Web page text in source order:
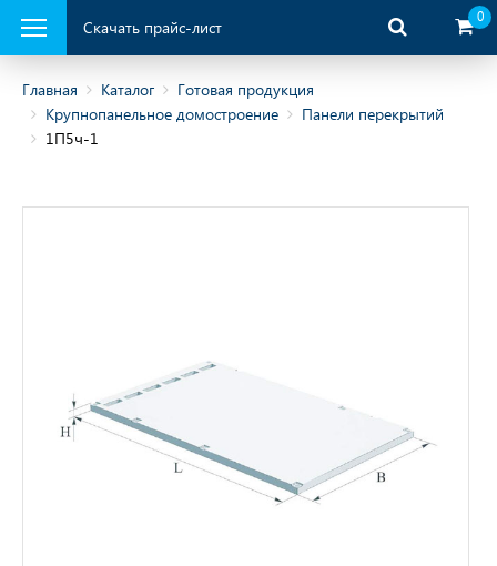
Скачать прайс-лист
0
Главная Каталог
Готовая продукция
Крупнопанельное домостроение
Панели перекрытий
1П5ч-1